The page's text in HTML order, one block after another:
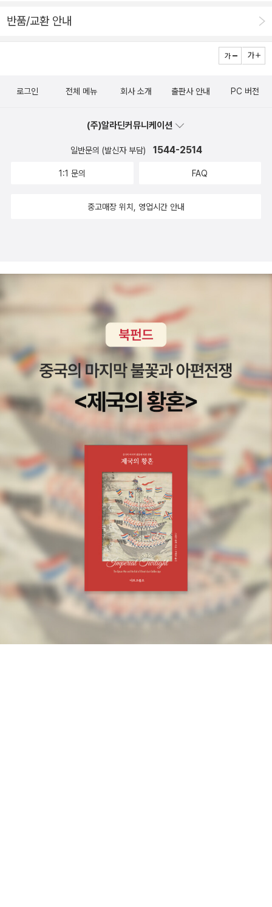
로 유명하기에더 말할 것도 없이 이 책이 읽고 싶어졌습니다.나의
는지 전혀 감이 오지 않아이 책의 내용이 무지 궁금합니다. 빨간
쓰여 있을지 만나고 싶어지네요. 일본에서 1500만부 판매를 올
중학교 한 반의 남자아이들이 모두 사라지고 그 아이들은 어른들
의 위선에 대항하는해방구를 설치하고 어른들과 대치한다고 합
만들었는지,그리하여 그 7일간의 전쟁은어떤 결과를 낳았는
학생들의 행복지수 가장 낮다는우리 나라의 학생들도 이와 같이
못했습니다. 소개글을 읽으며 그녀의 삶이, 그녀의 정원과 그림이
궁금합니다. 동시와 어우러진 그녀의 수채화들,, 꼭 지금의 하늘
색같네요.아이들과 함께 보아도 좋고 오래오래 소장하고픈맘이
2권. 책 읽기를 무척 좋아해서 항상 책에 파묻혀 사는 '책벌레 릴
는 '말괄량이 밀리'. 서로 다른 성향을 가진 두 아이가 함께 어울려
놀면서 세상에서 제일 친한 친구가 되고, 그 과정을 통해 책 읽기
와 바깥에서는 노는 것 모두 즐겁고 신나는 모험이라는 사실을 깨
나가 노는게 좋아? 물으면 10에9번은 나가 노는게 좋다고 할거
은 서로에 대한 존중과 따뜻한 마음을 전달하는 최고의 선물임을
알려주는 그림책이다. 주인공 아기 사자는 누구나가 생각하는 위
엄있고, 용감한 사자의 이미지와는 다른 웃음 가득한 얼굴로 사바
나의 동물들과 친하게 지내는 사자이다. 아빠 사자는 그런 아기
사자가 못마땅해서 무시무시한 가면을 만들어 아빠가 원하는 사
자로 바꾸어 놓는데…. (알라딘 책소개에서)책소개글을 보면서
웬지 뜨끔!해지는건 뭘까요?이랬으면,, 저랬으면.. 아이를 그대로
봐주지 못하고 엄마의 바램은 이것저것 많아지네요.아이들에게
도 좋지만 부모님이 함께 보면 좋겠다는 생각이 드는 책입니다.가
면 뒤에 숨은웃음 많은 아기 사자의 모습이 궁금하군요.4. 아기장
수 우투리옛이야기의 본모습을 온전하게 살리고, 깨끗하고 감칠
맛 나는 우리 입말을 살려 글과 그림이 하나로 어우러지도록 만든
'꼬불꼬불 옛이야기' 시리즈. <아기장수 우투리>에서는 어지러
운 세상을 바로잡을 영웅을 기다리는 백성들의 바람을 그리고 있
다. 입말을 살린 생생한 글과 볼거리 가득한 그림은 우투리 옛이
야기가 가진 특유의 재미를 잘 살려 준다. (알라딘 책소개에서)얼
마전 서정오 선생님이 쓴 전래동화를 읽으며 우리 옛이야기다움
이 절실히 와닿아 선생님의 다른 책을 읽어봐야지 하던 차, 눈에
띈 책이에요.대개 전래동화는 비슷한 내용으로 다른 이야기글이
많은데 우투리'라는 이름은 처음 들어봐요.작은 영웅의 이야기가
반품/교환 안내
로그인 전체 메뉴 회사 소개 출판사 안내 PC 버전
(주)알라딘커뮤니케이션
일반문의 (발신자 부담) 1544-2514
1:1 문의 FAQ
중고매장 위치, 영업시간 안내